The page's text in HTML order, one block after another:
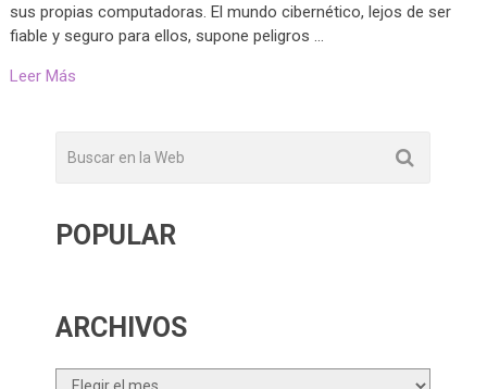
sus propias computadoras. El mundo cibernético, lejos de ser
fiable y seguro para ellos, supone peligros …
Leer Más
POPULAR
ARCHIVOS
Archivos